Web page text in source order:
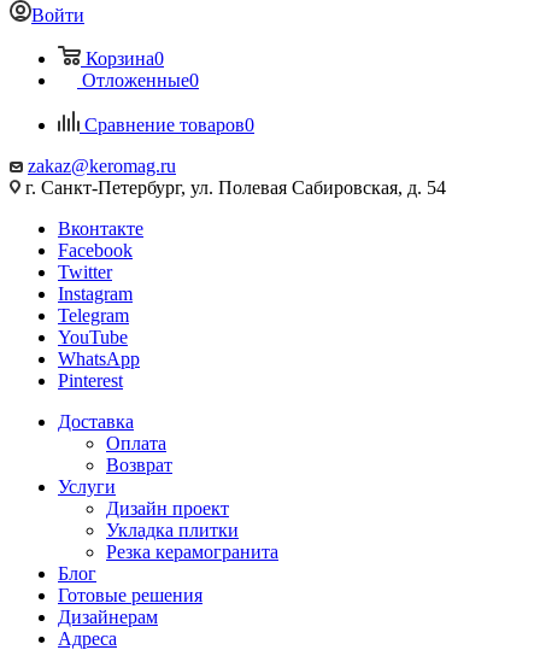
Войти
Корзина0
Отложенные0
Сравнение товаров0
zakaz@keromag.ru
г. Санкт-Петербург, ул. Полевая Сабировская, д. 54
Вконтакте
Facebook
Twitter
Instagram
Telegram
YouTube
WhatsApp
Pinterest
Доставка
Оплата
Возврат
Услуги
Дизайн проект
Укладка плитки
Резка керамогранита
Блог
Готовые решения
Дизайнерам
Адреса